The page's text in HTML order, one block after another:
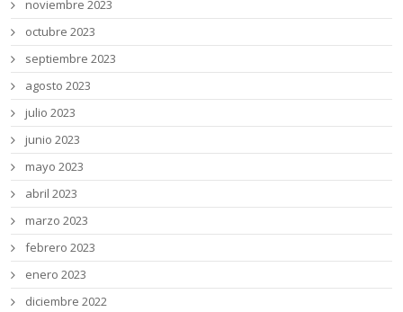
noviembre 2023
octubre 2023
septiembre 2023
agosto 2023
julio 2023
junio 2023
mayo 2023
abril 2023
marzo 2023
febrero 2023
enero 2023
diciembre 2022